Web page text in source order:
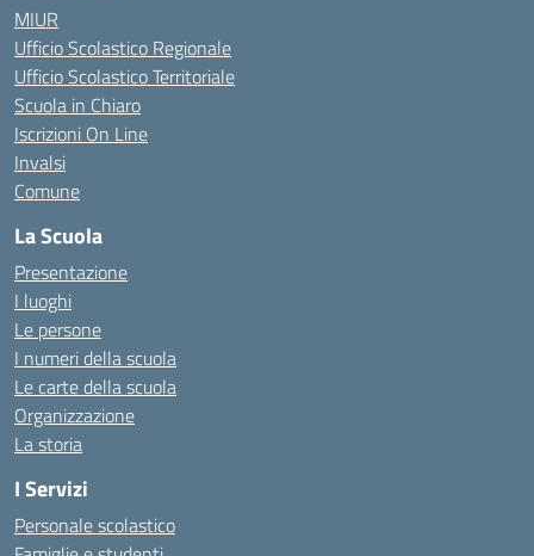
MIUR
Ufficio Scolastico Regionale
Ufficio Scolastico Territoriale
Scuola in Chiaro
Iscrizioni On Line
Invalsi
Comune
La Scuola
Presentazione
I luoghi
Le persone
I numeri della scuola
Le carte della scuola
Organizzazione
La storia
I Servizi
Personale scolastico